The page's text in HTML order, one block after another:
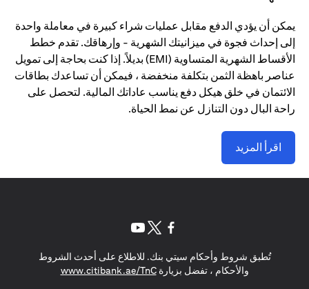
يمكن أن يؤدي الدفع مقابل عمليات شراء كبيرة في معاملة واحدة
إلى إحداث فجوة في ميزانيتك الشهرية - وإرهاقك. تقدم خطط
الأقساط الشهرية المتساوية (EMI) بديلاً. إذا كنت بحاجة إلى تمويل
عناصر باهظة الثمن بتكلفة منخفضة ، فيمكن أن تساعدك بطاقات
الائتمان في خلق هيكل دفع يناسب عاداتك المالية. لتحصل على
راحة البال دون التنازل عن نمط الحياة.
اقرأ المزيد
تُطبق شروط وأحكام سيتي بنك. للاطلاع على أحدث الشروط
والأحكام ، تفضل بزيارةwww.citibank.ae/TnC
(opens in a new tab)